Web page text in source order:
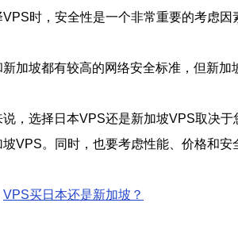
VPS时，安全性是一个非常重要的考虑
新加坡都有较高的网络安全标准，但新
说，选择日本VPS还是新加坡VPS取决
坡VPS。同时，也要考虑性能、价格和
VPS买日本还是新加坡？